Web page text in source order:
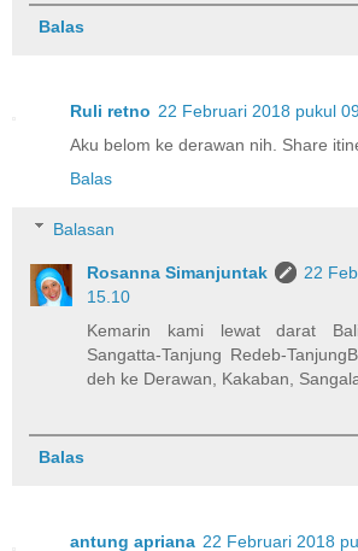
Balas
Ruli retno 22 Februari 2018 pukul
Aku belom ke derawan nih. Share
Balas
Balasan
Rosanna Simanjuntak
22
15.10
Kemarin kami lewat darat
Sangatta-Tanjung Redeb-
deh ke Derawan, Kakaban,
Balas
antung apriana 22 Februari 2018